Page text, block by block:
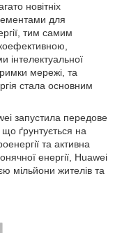
новітніх
для
тим самим
інтелектуальної
мережі, та
стала основним
запустила передове
що ґрунтується на
та активна
енергії, Huawei
мільйони жителів та